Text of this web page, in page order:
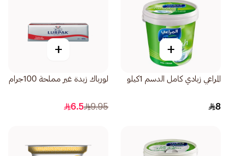
+
المراعي زبادي كامل الدسم 1كيلو
8
+
لورباك زبدة غير مملحة 100جرام
9.95
6.5